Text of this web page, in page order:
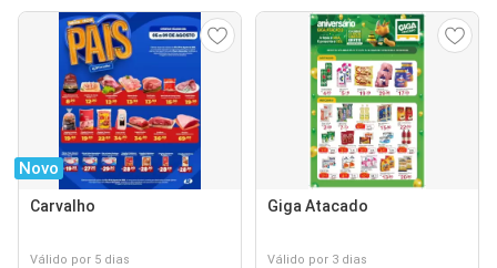
Novo
Carvalho
Válido por 5 dias
Giga Atacado
Válido por 3 dias